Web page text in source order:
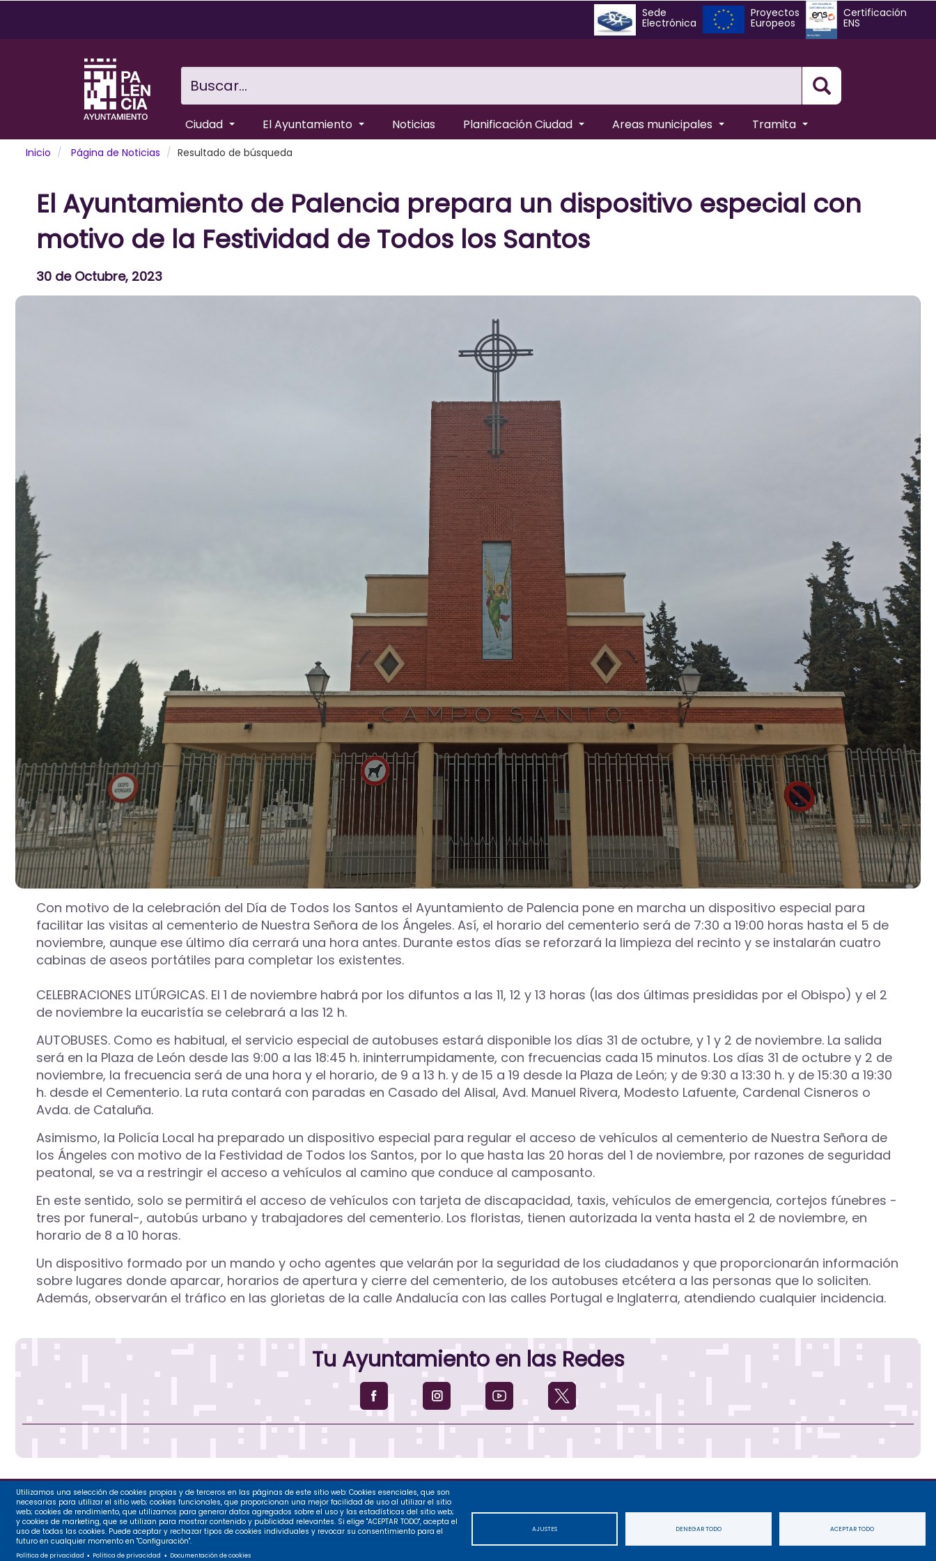
Sede
Electrónica
Proyectos
Europeos
Certificación
ENS
Busqueda
Ciudad El Ayuntamiento Noticias Planificación Ciudad Areas municipales Tramita
Inicio Página de Noticias Resultado de búsqueda
El Ayuntamiento de Palencia prepara un dispositivo especial con
motivo de la Festividad de Todos los Santos
30 de Octubre, 2023
Con motivo de la celebración del Día de Todos los Santos el Ayuntamiento de Palencia pone en marcha un dispositivo especial para
facilitar las visitas al cementerio de Nuestra Señora de los Ángeles. Así, el horario del cementerio será de 7:30 a 19:00 horas hasta el 5 de
noviembre, aunque ese último día cerrará una hora antes. Durante estos días se reforzará la limpieza del recinto y se instalarán cuatro
cabinas de aseos portátiles para completar los existentes.
CELEBRACIONES LITÚRGICAS. El 1 de noviembre habrá por los difuntos a las 11, 12 y 13 horas (las dos últimas presididas por el Obispo) y el 2
de noviembre la eucaristía se celebrará a las 12 h.
AUTOBUSES. Como es habitual, el servicio especial de autobuses estará disponible los días 31 de octubre, y 1 y 2 de noviembre. La salida
será en la Plaza de León desde las 9:00 a las 18:45 h. ininterrumpidamente, con frecuencias cada 15 minutos. Los días 31 de octubre y 2 de
noviembre, la frecuencia será de una hora y el horario, de 9 a 13 h. y de 15 a 19 desde la Plaza de León; y de 9:30 a 13:30 h. y de 15:30 a 19:30
h. desde el Cementerio. La ruta contará con paradas en Casado del Alisal, Avd. Manuel Rivera, Modesto Lafuente, Cardenal Cisneros o
Avda. de Cataluña.
Asimismo, la Policía Local ha preparado un dispositivo especial para regular el acceso de vehículos al cementerio de Nuestra Señora de
los Ángeles con motivo de la Festividad de Todos los Santos, por lo que hasta las 20 horas del 1 de noviembre, por razones de seguridad
peatonal, se va a restringir el acceso a vehículos al camino que conduce al camposanto.
En este sentido, solo se permitirá el acceso de vehículos con tarjeta de discapacidad, taxis, vehículos de emergencia, cortejos fúnebres -
tres por funeral-, autobús urbano y trabajadores del cementerio. Los floristas, tienen autorizada la venta hasta el 2 de noviembre, en
horario de 8 a 10 horas.
Un dispositivo formado por un mando y ocho agentes que velarán por la seguridad de los ciudadanos y que proporcionarán información
sobre lugares donde aparcar, horarios de apertura y cierre del cementerio, de los autobuses etcétera a las personas que lo soliciten.
Además, observarán el tráfico en las glorietas de la calle Andalucía con las calles Portugal e Inglaterra, atendiendo cualquier incidencia.
Tu Ayuntamiento en las Redes
Ayuntamiento de Palencia, 2026
Plaza Mayor 1, Palencia, España
Contacto
web
Utilizamos una selección de cookies propias y de terceros en las páginas de este sitio web: Cookies esenciales, que son
necesarias para utilizar el sitio web; cookies funcionales, que proporcionan una mejor facilidad de uso al utilizar el sitio
web; cookies de rendimiento, que utilizamos para generar datos agregados sobre el uso y las estadísticas del sitio web;
y cookies de marketing, que se utilizan para mostrar contenido y publicidad relevantes. Si elige "ACEPTAR TODO", acepta el
uso de todas las cookies. Puede aceptar y rechazar tipos de cookies individuales y revocar su consentimiento para el
futuro en cualquier momento en "Configuración".
Política de privacidad Política de privacidad Documentación de cookies
AJUSTES DENEGAR TODO ACEPTAR TODO